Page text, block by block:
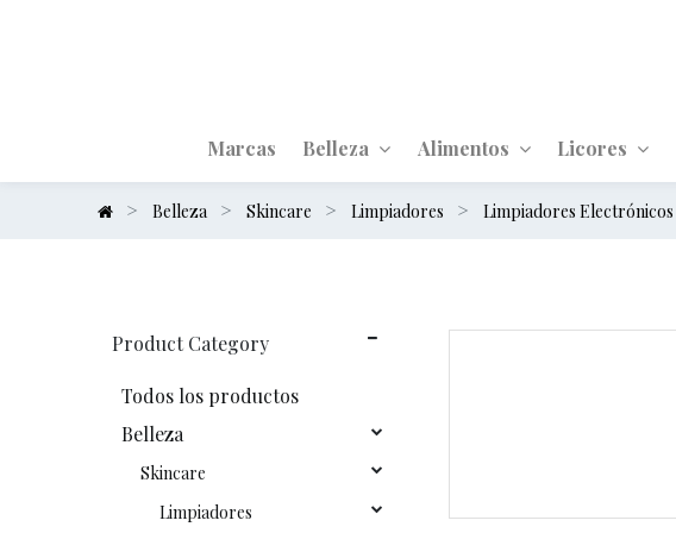
Marcas Belleza Alimentos Licores
Belleza Skincare Limpiadores Limpiadores Electrónicos
Product Category
Todos los productos
Belleza
Skincare
Limpiadores